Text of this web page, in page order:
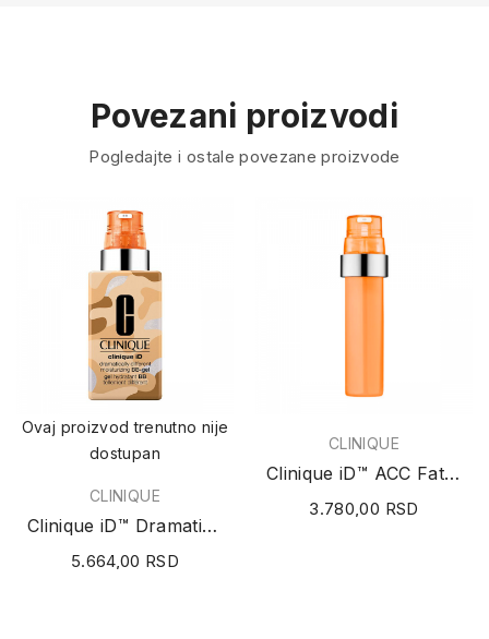
Povezani proizvodi
Pogledajte i ostale povezane proizvode
Ovaj proizvod trenutno nije
dostupan
CLINIQUE
Clinique iD™ Dramatically Different™...
5.664,00 RSD
CLINIQUE
Clinique iD™ ACC Fatigue 10ml (dodatak dodatak...
3.780,00 RSD